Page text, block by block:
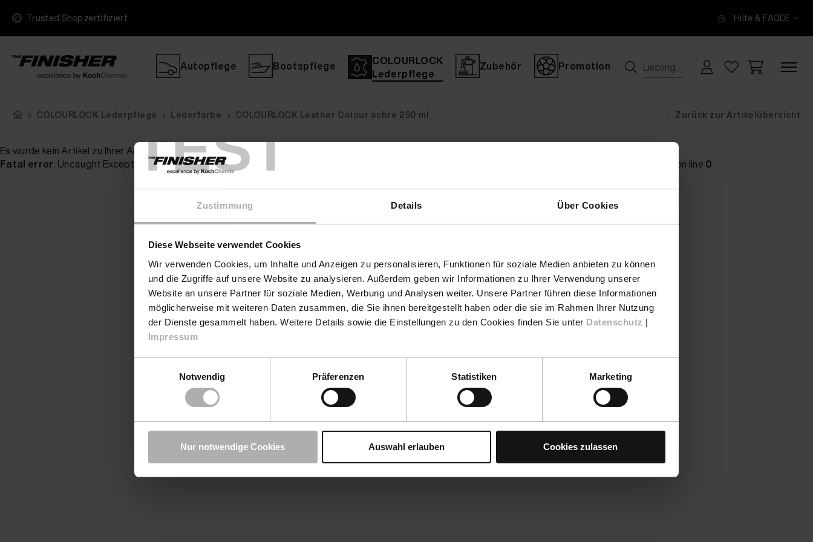
TEST
Zustimmung Details Über Cookies
Diese Webseite verwendet Cookies
Wir verwenden Cookies, um Inhalte und Anzeigen zu personalisieren, Funktionen für soziale Medien anbieten zu können
und die Zugriffe auf unsere Website zu analysieren. Außerdem geben wir Informationen zu Ihrer Verwendung unserer
Website an unsere Partner für soziale Medien, Werbung und Analysen weiter. Unsere Partner führen diese Informationen
möglicherweise mit weiteren Daten zusammen, die Sie ihnen bereitgestellt haben oder die sie im Rahmen Ihrer Nutzung
der Dienste gesammelt haben. Weitere Details sowie die Einstellungen zu den Cookies finden Sie unter Datenschutz |
Impressum
Notwendig
Präferenzen Statistiken Marketing
Nur notwendige Cookies Auswahl erlauben Cookies zulassen
Trusted Shop zertifiziert Hilfe & FAQDE
Autopflege Bootspflege
COLOURLOCK
Lederpflege
Zubehör Promotion
COLOURLOCK Lederpflege Lederfarbe COLOURLOCK Leather Colour ochre 250 ml Zurück zur Artikelübersicht
Es wurde kein Artikel zu Ihrer Anfrage gefunden
Fatal error: Uncaught Exception: Serialization of 'ReflectionProperty' is not allowed in [no active file]:0 Stack trace: #0 {main} thrown in on line 0